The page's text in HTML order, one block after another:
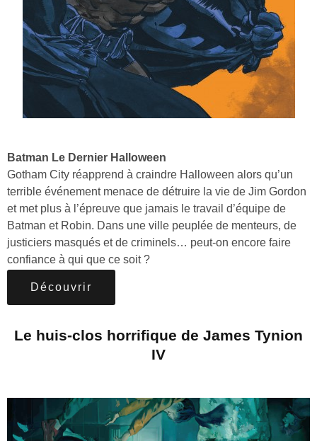
Batman Le Dernier Halloween
Gotham City réapprend à craindre Halloween alors qu’un
terrible événement menace de détruire la vie de Jim Gordon
et met plus à l’épreuve que jamais le travail d’équipe de
Batman et Robin. Dans une ville peuplée de menteurs, de
justiciers masqués et de criminels… peut-on encore faire
confiance à qui que ce soit ?
Découvrir
Le huis-clos horrifique de James Tynion
IV